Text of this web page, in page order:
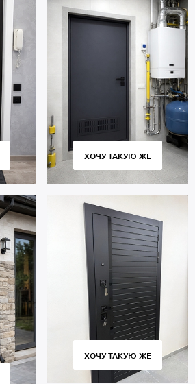
ХОЧУ ТАКУЮ ЖЕ
ХОЧУ ТАКУЮ ЖЕ